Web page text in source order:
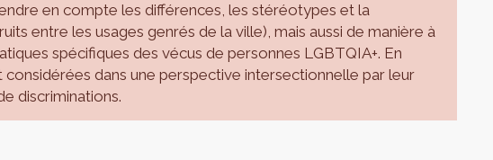
en compte les différences, les stéréotypes et la
entre les usages genrés de la ville), mais aussi de manière à
spécifiques des vécus de personnes LGBTQIA+. En
dans une perspective intersectionnelle par leur
discriminations.